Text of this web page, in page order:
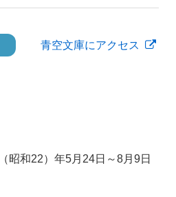
青空文庫にアクセス
昭和22）年5月24日～8月9日